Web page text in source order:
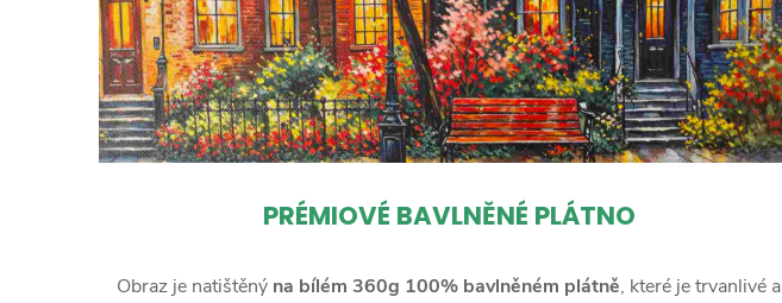
PRÉMIOVÉ BAVLNĚNÉ PLÁTNO
Obraz je natištěný na bílém 360g 100% bavlněném plátně, které je trvanlivé a